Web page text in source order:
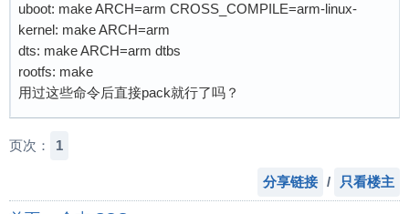
uboot: make ARCH=arm CROSS_COMPILE=arm-linux-
kernel: make ARCH=arm
dts: make ARCH=arm dtbs
rootfs: make
用过这些命令后直接pack就行了吗？
页次： 1
分享链接 / 只看楼主